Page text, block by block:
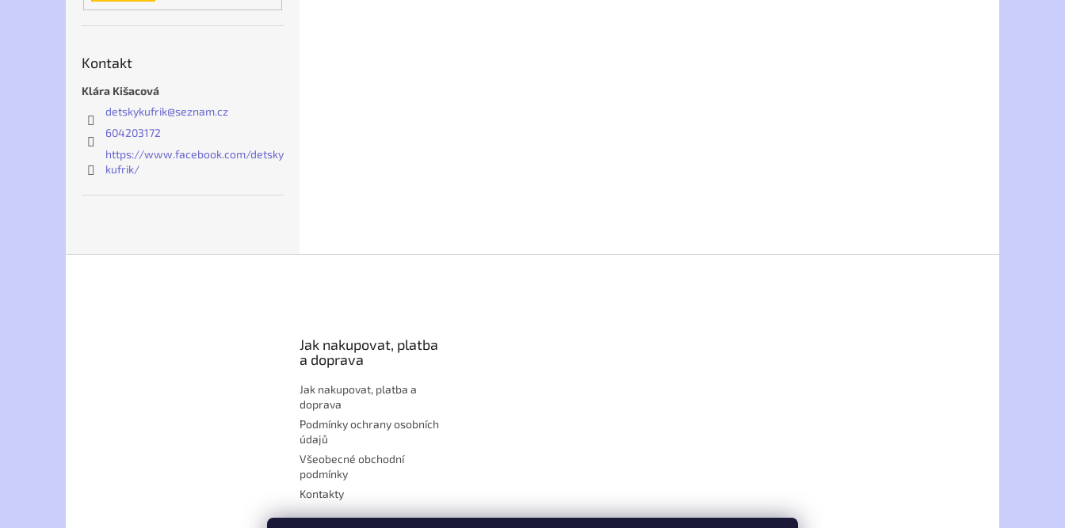
Kontakt
Klára Kišacová
detskykufrik@seznam.cz
604203172
https://www.facebook.com/detsky
kufrik/
Jak nakupovat, platba
a doprava
Jak nakupovat, platba a
doprava
Podmínky ochrany osobních
údajů
Všeobecné obchodní
podmínky
Kontakty